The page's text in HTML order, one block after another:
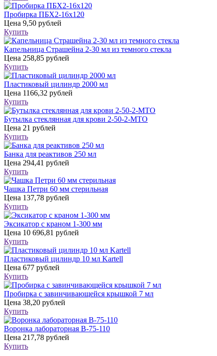
Пробирка ПБХ2-16х120
Цена 9,50 рублей
Купить
Капельница Страшейна 2-30 мл из темного стекла
Цена 258,85 рублей
Купить
Пластиковый цилиндр 2000 мл
Цена 1166,32 рублей
Купить
Бутылка стеклянная для крови 2-50-2-МТО
Цена 21 рублей
Купить
Банка для реактивов 250 мл
Цена 294,41 рублей
Купить
Чашка Петри 60 мм стерильная
Цена 137,78 рублей
Купить
Эксикатор с краном 1-300 мм
Цена 10 696,81 рублей
Купить
Пластиковый цилиндр 10 мл Kartell
Цена 677 рублей
Купить
Пробирка с завинчивающейся крышкой 7 мл
Цена 38,20 рублей
Купить
Воронка лабораторная В-75-110
Цена 217,78 рублей
Купить